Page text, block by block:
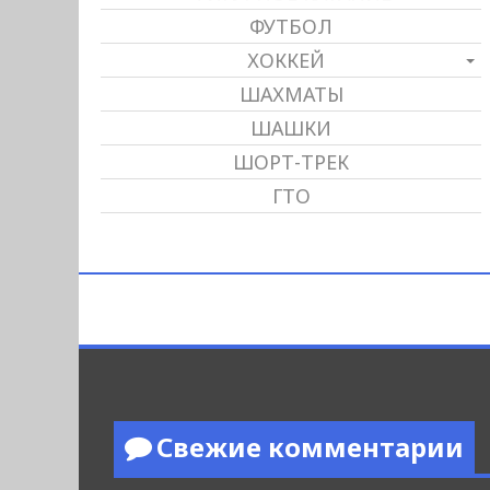
ФУТБОЛ
ХОККЕЙ
ШАХМАТЫ
ШАШКИ
ШОРТ-ТРЕК
ГТО
Свежие комментарии